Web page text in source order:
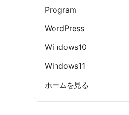
Program
WordPress
Windows10
Windows11
ホームを見る